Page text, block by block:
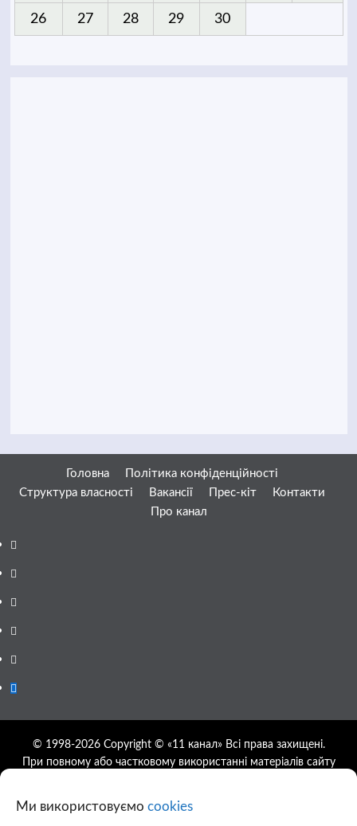
Ми використовуємо cookies
26 27 28 29 30
Головна
Політика конфіденційності
Структура власності
Вакансії Прес-кіт
Контакти
Про канал
Facebook
YouTube
Telegram
Instagram
Twitter
Google
© 1998-2026 Copyright © «11 канал» Всі права захищені.
При повному або частковому використанні матеріалів сайту